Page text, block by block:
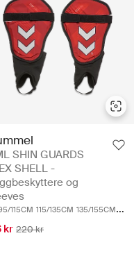
SHIN GUARDS
SHELL -
og
115CM 115/135CM 135/155CM 155
kr 220 kr